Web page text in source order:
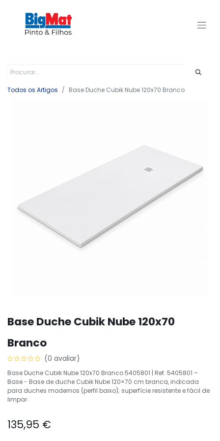
Todos os Artigos Base Duche Cubik Nube 120x70 Branco
Base Duche Cubik Nube 120x70
Branco
(0 avaliar)
Base Duche Cubik Nube 120x70 Branco 5405801 | Ref. 5405801 –
Base - Base de duche Cubik Nube 120×70 cm branca, indicada
para duches modernos (perfil baixo); superfície resistente e fácil de
limpar.
135,95 €